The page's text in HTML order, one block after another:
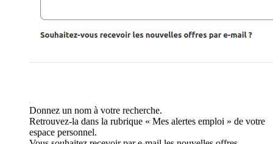
Donnez un nom à votre recherche.
Retrouvez-la dans la rubrique « Mes alertes emploi » de votre
espace personnel.